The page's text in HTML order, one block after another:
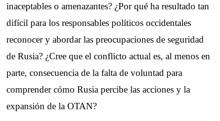
inaceptables o amenazantes? ¿Por qué ha resultado tan
difícil para los responsables políticos occidentales
reconocer y abordar las preocupaciones de seguridad
de Rusia? ¿Cree que el conflicto actual es, al menos en
parte, consecuencia de la falta de voluntad para
comprender cómo Rusia percibe las acciones y la
expansión de la OTAN?